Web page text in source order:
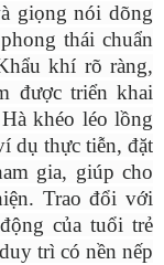
giọng nói dõng
thái chuẩn
khí rõ ràng,
được triển khai
khéo léo lồng
dụ thực tiễn, đặt
gia, giúp cho
Trao đổi với
của tuổi trẻ
trì có nền nếp